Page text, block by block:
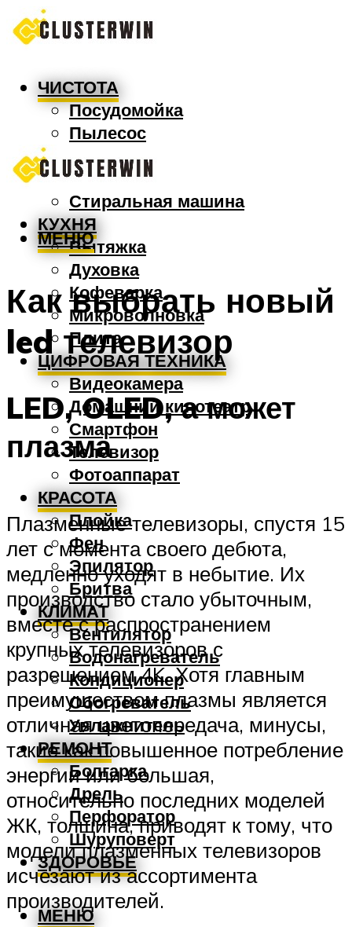
ЧИСТОТА
Посудомойка
Пылесос
Утюг
Швабра
Стиральная машина
КУХНЯ
Вытяжка
Духовка
Кофеварка
Микроволновка
Плита
ЦИФРОВАЯ ТЕХНИКА
Видеокамера
Домашний кинотеатр
Смартфон
Телевизор
Фотоаппарат
КРАСОТА
Плойка
Фен
Эпилятор
Бритва
КЛИМАТ
Вентилятор
Водонагреватель
Кондиционер
Обогреватель
Увлажнитель
РЕМОНТ
Болгарка
Дрель
Перфоратор
Шуруповерт
ЗДОРОВЬЕ
МЕНЮ
МЕНЮ
Как выбрать новый
led телевизор
LED, OLED, а может
плазма
Плазменные телевизоры, спустя 15
лет с момента своего дебюта,
медленно уходят в небытие. Их
производство стало убыточным,
вместе с распространением
крупных телевизоров с
разрешением 4K. Хотя главным
преимуществом плазмы является
отличная цветопередача, минусы,
такие как повышенное потребление
энергии или большая,
относительно последних моделей
ЖК, толщина, приводят к тому, что
модели плазменных телевизоров
исчезают из ассортимента
производителей.